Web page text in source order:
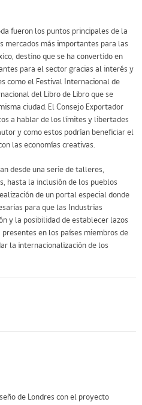
fueron los puntos principales de la
mercados más importantes para las
destino que se ha convertido en
para el sector gracias al interés y
como el Festival Internacional de
del Libro de Libro que se
ciudad. El Consejo Exportador
a hablar de los límites y libertades
y como estos podrían beneficiar el
las economías creativas.
desde una serie de talleres,
hasta la inclusión de los pueblos
de un portal especial donde
para que las Industrias
y la posibilidad de establecer lazos
en los países miembros de
la internacionalización de los
de Londres con el proyecto